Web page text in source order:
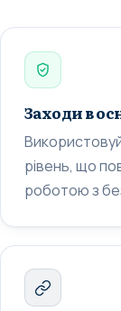
Заходи в
рівень, що
роботою з